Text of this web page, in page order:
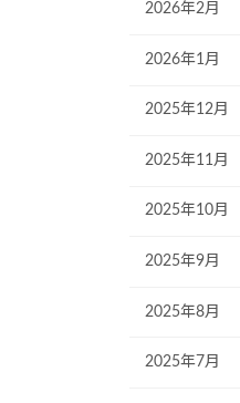
2026年2月
2026年1月
2025年12月
2025年11月
2025年10月
2025年9月
2025年8月
2025年7月